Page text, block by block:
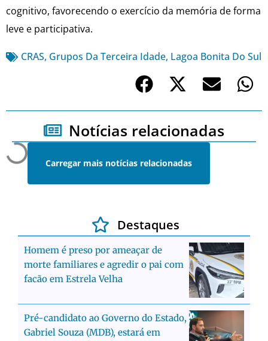
cognitivo, favorecendo o exercício da memória de forma
leve e participativa.
CRAS, Grupos Da Terceira Idade, Lagoa Bonita Do Sul
Notícias relacionadas
Carregar mais notícias relacionadas
Destaques
Homem é preso por ameaçar de
morte familiares e agredir o pai com
facão em Estrela Velha
Pré-candidato ao Governo do Estado,
Gabriel Souza (MDB), estará em